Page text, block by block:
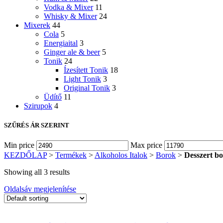
Vodka & Mixer 11
Whisky & Mixer 24
Mixerek 44
Cola 5
Energiaital 3
Ginger ale & beer 5
Tonik 24
Ízesített Tonik 18
Light Tonik 3
Original Tonik 3
Üdítő 11
Szirupok 4
SZŰRÉS ÁR SZERINT
Min price Max price
KEZDŐLAP> Termékek > Alkoholos Italok > Borok > Desszert
Showing all 3 results
Oldalsáv megjelenítése